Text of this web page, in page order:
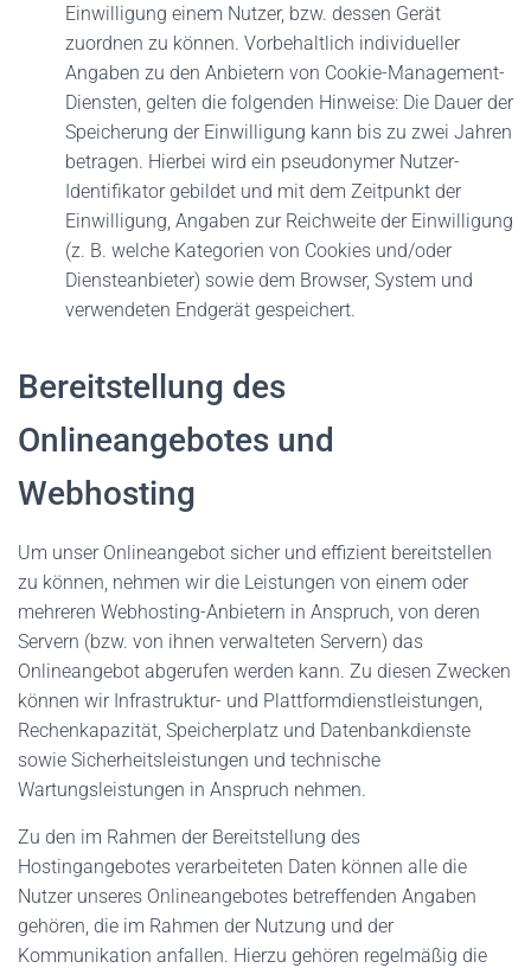
Einwilligung einem Nutzer, bzw. dessen Gerät
zuordnen zu können. Vorbehaltlich individueller
Angaben zu den Anbietern von Cookie-Management-
Diensten, gelten die folgenden Hinweise: Die Dauer der
Speicherung der Einwilligung kann bis zu zwei Jahren
betragen. Hierbei wird ein pseudonymer Nutzer-
Identifikator gebildet und mit dem Zeitpunkt der
Einwilligung, Angaben zur Reichweite der Einwilligung
(z. B. welche Kategorien von Cookies und/oder
Diensteanbieter) sowie dem Browser, System und
verwendeten Endgerät gespeichert.
Bereitstellung des
Onlineangebotes und
Webhosting
Um unser Onlineangebot sicher und effizient bereitstellen
zu können, nehmen wir die Leistungen von einem oder
mehreren Webhosting-Anbietern in Anspruch, von deren
Servern (bzw. von ihnen verwalteten Servern) das
Onlineangebot abgerufen werden kann. Zu diesen Zwecken
können wir Infrastruktur- und Plattformdienstleistungen,
Rechenkapazität, Speicherplatz und Datenbankdienste
sowie Sicherheitsleistungen und technische
Wartungsleistungen in Anspruch nehmen.
Zu den im Rahmen der Bereitstellung des
Hostingangebotes verarbeiteten Daten können alle die
Nutzer unseres Onlineangebotes betreffenden Angaben
gehören, die im Rahmen der Nutzung und der
Kommunikation anfallen. Hierzu gehören regelmäßig die